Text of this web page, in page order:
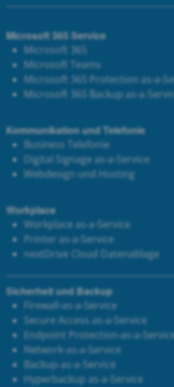
Microsoft 365 Service
Microsoft 365
Microsoft Teams
Microsoft 365 Protection as-a-
Microsoft 365 Backup as-a-
Kommunikation und Telefonie
Business Telefonie
Digital Signage as-a-Service
Webdesign und Hosting
Workplace
Workplace as-a-Service
Printer as-a-Service
nextDrive Cloud Datenablage
Sicherheit und Backup
Firewall-as-a-Service
Secure Access as-a-Service
Endpoint Protection-as-a-
Network-as-a-Service
Backup-as-a-Service
Hyperbackup as-a-Service